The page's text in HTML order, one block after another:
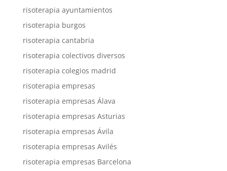
risoterapia ayuntamientos
risoterapia burgos
risoterapia cantabria
risoterapia colectivos diversos
risoterapia colegios madrid
risoterapia empresas
risoterapia empresas Álava
risoterapia empresas Asturias
risoterapia empresas Ávila
risoterapia empresas Avilés
risoterapia empresas Barcelona